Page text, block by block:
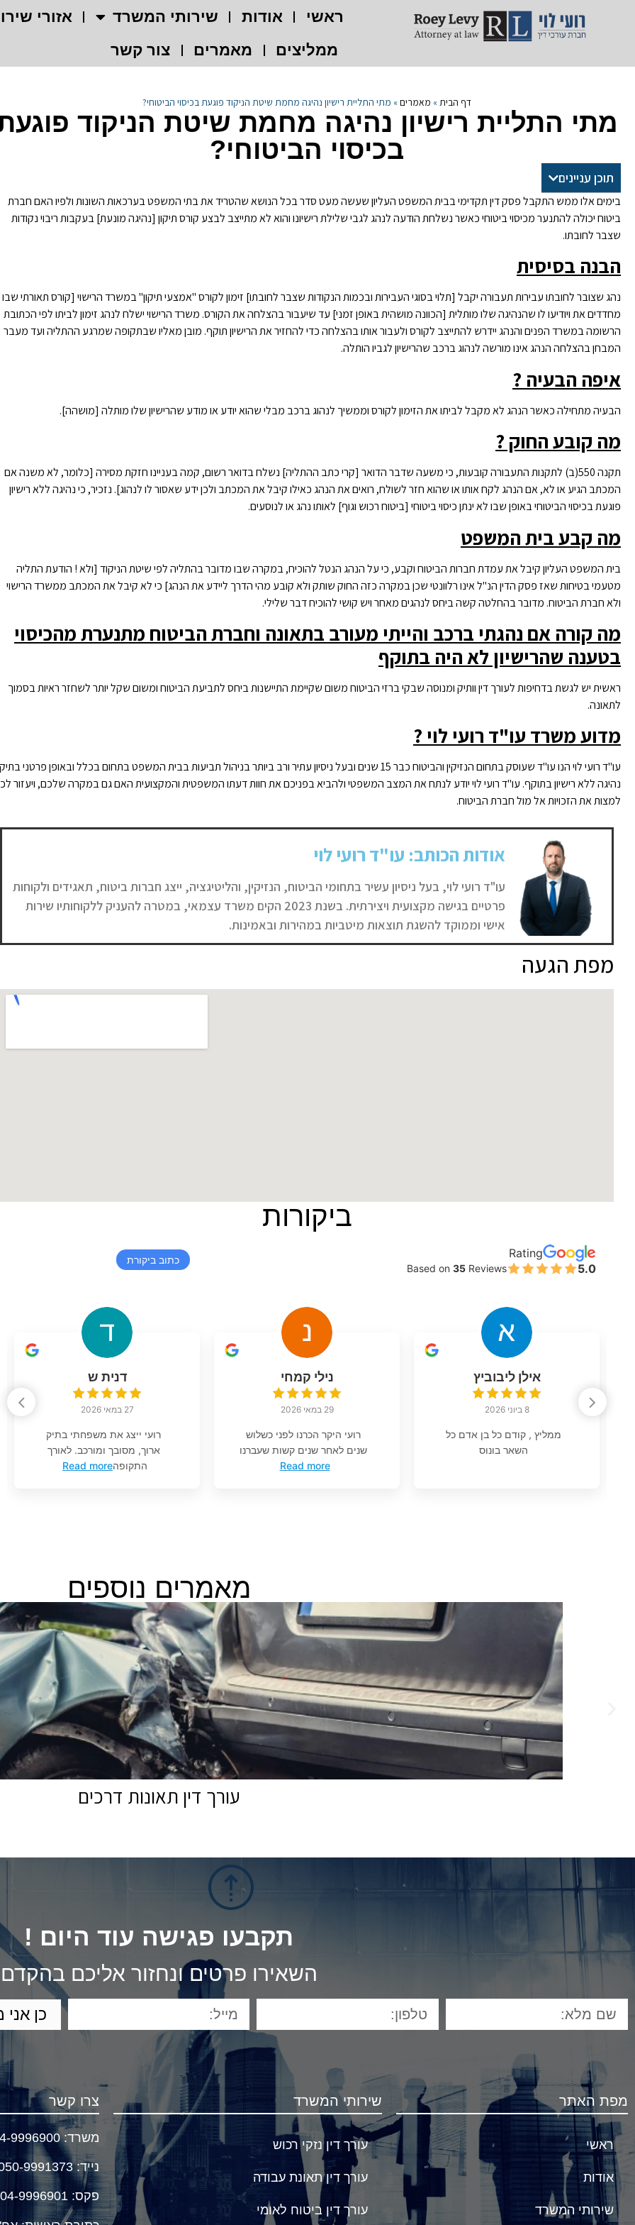
ראשי אודות שירותי המשרד
אזורי
ממליצים
מאמרים צור קשר
דף הבית» מאמרים» מתי התליית רישיון נהיגה מחמת שיטת הניקוד פוגעת בכיסוי הביטוחי?
מתי התליית רישיון נהיגה מחמת שיטת הניקוד
בכיסוי הביטוחי?
תוכן עניינים
בימים אלו ממש התקבל פסק דין תקדימי בבית המשפט העליון שעשה מעט סדר בכל הנושא שהטריד את בתי המשפט בערכאות השונות ולפיו האם חברת
ביטוח יכולה להתנער מכיסוי ביטוחי כאשר נשלחת הודעה לנהג לגבי שלילת רישיונו והוא לא מתייצב לבצע קורס תיקון [נהיגה מונעת] בעקבות ריבוי נקודות
שצבר לחובתו.
הבנה בסיסית
נהג שצובר לחובתו עבירות תעבורה יקבל [תלוי בסוגי העבירות ובכמות הנקודות שצבר לחובתו] זימון לקורס "אמצעי תיקון" במשרד הרישוי [קורס תאורתי שבו
מחדדים את ויודיעו לו שהנהיגה שלו מותלית [הכוונה מושהית באופן זמני] עד שיעבור בהצלחה את הקורס. משרד הרישוי ישלח לנהג זימון לביתו לפי הכתובת
הרשומה במשרד הפנים והנהג יידרש להתייצב לקורס ולעבור אותו בהצלחה כדי להחזיר את הרישיון תוקף. מובן מאליו שבתקופה שמרגע ההתליה ועד מעבר
המבחן בהצלחה הנהג אינו מורשה לנהוג ברכב שהרישיון לגביו הותלה.
איפה הבעיה ?
הבעיה מתחילה כאשר הנהג לא מקבל לביתו את הזימון לקורס וממשיך לנהוג ברכב מבלי שהוא יודע או מודע שהרישיון שלו מותלה [מושהה].
מה קובע החוק ?
תקנה 550(ב) לתקנות התעבורה קובעות, כי משעה שדבר הדואר [קרי כתב ההתליה] נשלח בדואר רשום, קמה בעניינו חזקת מסירה [כלומר, לא משנה אם
המכתב הגיע או לא, אם הנהג לקח אותו או שהוא חזר לשולח, רואים את הנהג כאילו קיבל את המכתב ולכן ידע שאסור לו לנהוג]. נזכיר, כי נהיגה ללא רישיון
פוגעת בכיסוי הביטוחי באופן שבו לא ינתן כיסוי ביטוחי [ביטוח רכוש וגוף] לאותו נהג או לנוסעים.
מה קבע בית המשפט
בית המשפט העליון קיבל את עמדת חברות הביטוח וקבע, כי על הנהג הנטל להוכיח, במקרה שבו מדובר בהתליה לפי שיטת הניקוד [ולא ! הודעת התליה
מטעמי בטיחות שאז פסק הדין הנ"ל אינו רלוונטי שכן במקרה כזה החוק שותק ולא קובע מהי הדרך ליידע את הנהג] כי לא קיבל את המכתב ממשרד הרישוי
ולא חברת הביטוח. מדובר בהחלטה קשה ביחס לנהגים מאחר ויש קושי להוכיח דבר שלילי.
מה קורה אם נהגתי ברכב והייתי מעורב בתאונה וחברת הביטוח מתנערת מהכיסוי
בטענה שהרישיון לא היה בתוקף
ראשית יש לגשת בדחיפות לעורך דין וותיק ומנוסה שבקי ברזי הביטוח משום שקיימת התיישנות ביחס לתביעת הביטוח ומשום שקל יותר לשחזר ראיות בסמוך
לתאונה.
מדוע משרד עו"ד רועי לוי ?
עו"ד רועי לוי הנו עו"ד שעוסק בתחום הנזיקין והביטוח כבר 15 שנים ובעל ניסיון עתיר ורב ביותר בניהול תביעות בבית המשפט בתחום בכלל ובאופן פרטני
נהיגה ללא רישיון בתוקף. עו"ד רועי לוי יודע לנתח את המצב המשפטי ולהביא בפניכם את חוות דעתו המשפטית והמקצועית האם גם במקרה שלכם, ויעזור
למצות את הזכויות אל מול חברת הביטוח.
אודות הכותב: עו"ד רועי לוי
עו"ד רועי לוי, בעל ניסיון עשיר בתחומי הביטוח, הנזיקין, והליטיגציה, ייצג חברות ביטוח, תאגידים ולקוחות
פרטיים בגישה מקצועית ויצירתית. בשנת 2023 הקים משרד עצמאי, במטרה להעניק ללקוחותיו שירות
אישי וממוקד להשגת תוצאות מיטביות במהירות ובאמינות.
מפת הגעה
ביקורות
Rating
5.0
Based on 35 Reviews
כתוב ביקורת
אילן ליבוביץ
8 ביוני 2026
ממליץ , קודם כל בן אדם כל
השאר בונוס
נילי קמחי
29 במאי 2026
רועי היקר הכרנו לפני כשלוש
שנים לאחר שנים קשות שעברנו
Read more
דנית ש
27 במאי 2026
רועי ייצג את משפחתי בתיק
ארוך, מסובך ומורכב. לאורך
התקופהRead more
מאמרים נוספים
עורך דין תאונות דרכים
תקבעו פגישה עוד היום !
השאירו פרטים ונחזור אליכם בהקדם
כן אני
מפת האתר
ראשי
אודות
שירותי המשרד
שירותי המשרד
עורך דין נזקי רכוש
עורך דין תאונת עבודה
עורך דין ביטוח לאומי
צרו קשר
משרד:9996900
נייד:
9991373
פקס: 04-9996901